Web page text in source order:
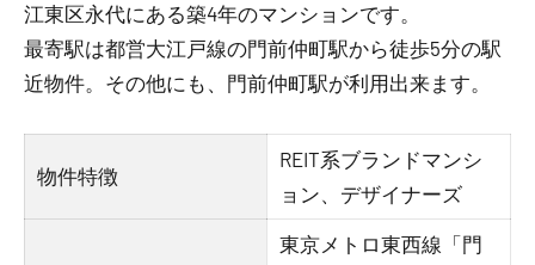
江東区永代にある築4年のマンションです。
最寄駅は都営大江戸線の門前仲町駅から徒歩5分の駅
近物件。その他にも、門前仲町駅が利用出来ます。
物件特徴
REIT系ブランドマンシ
ョン、デザイナーズ
東京メトロ東西線「門